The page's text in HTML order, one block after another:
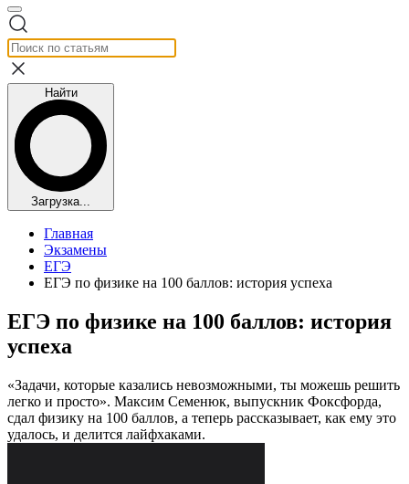
Найти
Загрузка...
Главная
Экзамены
ЕГЭ
ЕГЭ по физике на 100 баллов: история успеха
ЕГЭ по физике на 100 баллов: история
успеха
«Задачи, которые казались невозможными, ты можешь решить
легко и просто». Максим Семенюк, выпускник Фоксфорда,
сдал физику на 100 баллов, а теперь рассказывает, как ему это
удалось, и делится лайфхаками.